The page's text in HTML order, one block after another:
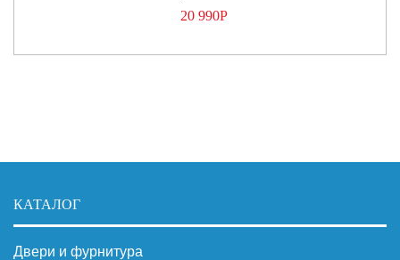
20 990Р
КАТАЛОГ
Двери и фурнитура